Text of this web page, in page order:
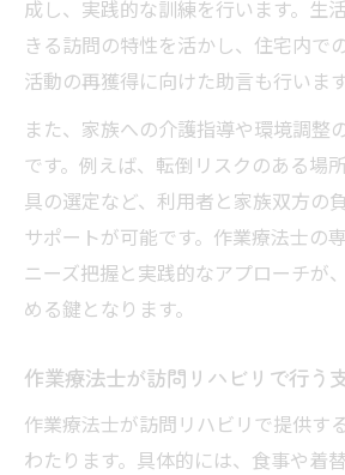
成し、実践的な訓練を行います。生
きる訪問の特性を活かし、住宅内で
活動の再獲得に向けた助言も行います
また、家族への介護指導や環境調整
です。例えば、転倒リスクのある場
具の選定など、利用者と家族双方の
サポートが可能です。作業療法士の
ニーズ把握と実践的なアプローチが
める鍵となります。
作業療法士が訪問リハビリで行う
作業療法士が訪問リハビリで提供す
わたります。具体的には、食事や着